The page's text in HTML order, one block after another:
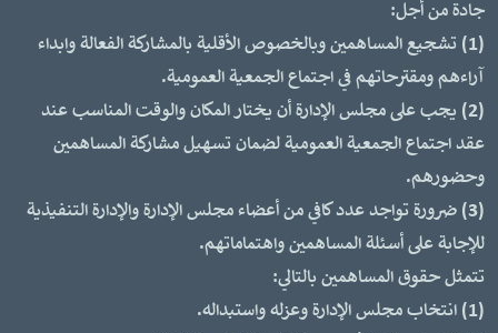
جادة من أجل:
(1) تشجيع المساهمين وبالخصوص الأقلية بالمشاركة الفعالة وابداء
آراءهم ومقترحاتهم في اجتماع الجمعية العمومية.
(2) يجب على مجلس الإدارة أن يختار المكان والوقت المناسب عند
عقد اجتماع الجمعية العمومية لضمان تسهيل مشاركة المساهمين
وحضورهم.
(3) ضرورة تواجد عدد كافي من أعضاء مجلس الإدارة والإدارة التنفيذية
للإجابة على أسئلة المساهمين واهتماماتهم.
تتمثل حقوق المساهمين بالتالي:
(1) انتخاب مجلس الإدارة وعزله واستبداله.